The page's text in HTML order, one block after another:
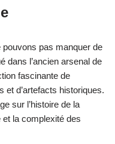
pouvons pas manquer de
dans l’ancien arsenal de
fascinante de
et d’artefacts historiques.
sur l’histoire de la
la complexité des